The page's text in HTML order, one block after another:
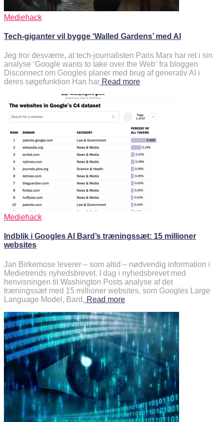
Mediehack
Tech-giganter vil bygge ‘Walled Gardens’ med AI
Jeg tror desværre, at tech-journalisten Paris Marx har ret i sin
analyse ‘Google wants to take over the Web‘ fra bloggen
Disconnect om Googles planer med brug af generativ AI i
deres søgefunktion Han har Read more
Mediehack
Indblik i Googles AI Bard’s træningssæt: 15 millioner
websites
Jan Birkemose leverer – som altid – nødvendig information i
Medietrends nyhedsbrevet. I dag i nyhedsbrevet med
henvisningen til Washington Posts analyse af det
træningssæt med 15 millioner websites, som Googles Large
Language Model, Bard, Read more